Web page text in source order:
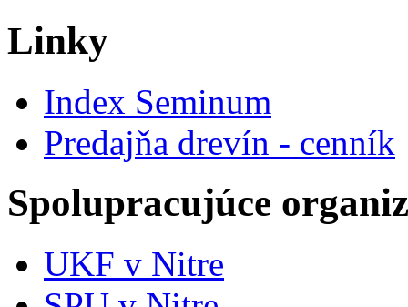
Linky
Index Seminum
Predajňa drevín - cenník
Spolupracujúce
UKF v Nitre